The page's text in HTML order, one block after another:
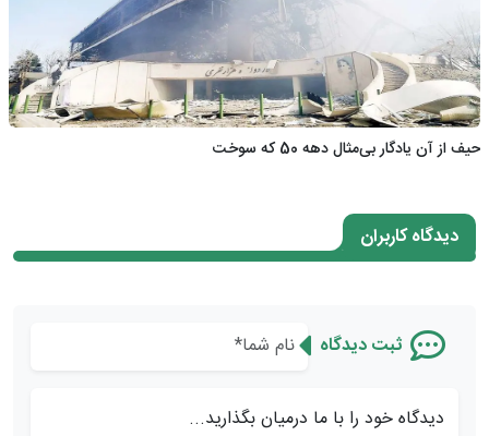
حیف از آن یادگار بی‌مثال دهه 50 که سوخت
دیدگاه کاربران
ثبت دیدگاه
دیدگاه خود را با ما درمیان بگذارید...